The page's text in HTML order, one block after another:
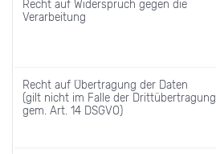
Recht auf Widerspruch gegen die
Verarbeitung
Recht auf Übertragung der Daten
(gilt nicht im Falle der Drittübertragung
gem. Art. 14 DSGVO)